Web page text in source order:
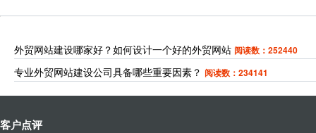
外贸网站建设哪家好？如何设计一个好的外贸网站 阅读数：252440
专业外贸网站建设公司具备哪些重要因素？ 阅读数：234141
客户点评